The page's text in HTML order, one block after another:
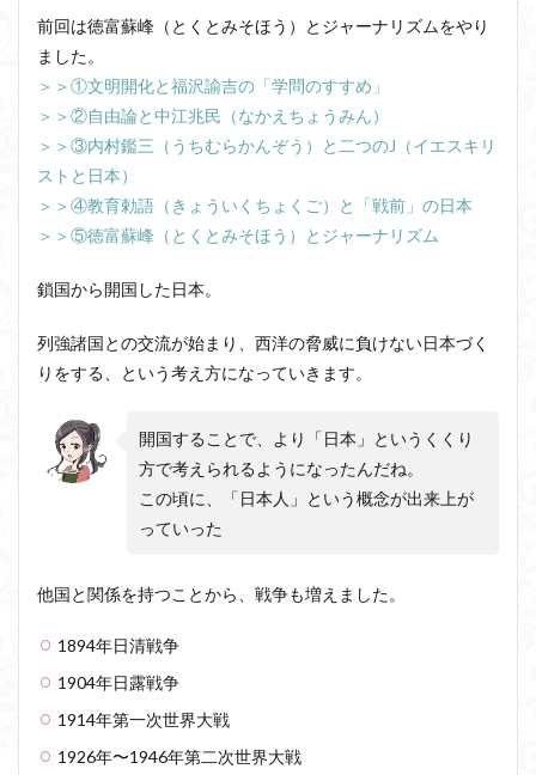
前回は徳富蘇峰（とくとみそほう）とジャーナリズムをやり
ました。
＞＞①文明開化と福沢諭吉の「学問のすすめ」
＞＞②自由論と中江兆民（なかえちょうみん）
＞＞③内村鑑三（うちむらかんぞう）と二つのJ（イエスキリ
ストと日本）
＞＞④教育勅語（きょういくちょくご）と「戦前」の日本
＞＞⑤徳富蘇峰（とくとみそほう）とジャーナリズム
鎖国から開国した日本。
列強諸国との交流が始まり、西洋の脅威に負けない日本づく
りをする、という考え方になっていきます。
開国することで、より「日本」というくくり
方で考えられるようになったんだね。
この頃に、「日本人」という概念が出来上が
っていった
他国と関係を持つことから、戦争も増えました。
1894年日清戦争
1904年日露戦争
1914年第一次世界大戦
1926年〜1946年第二次世界大戦
蛙化現象
行動と行為の違い 西洋哲学
観光
言葉と脳と心
言語プロソディ
言語論的転回
認知行動療法
認識論的切断 責任
自由意志
赤坂真理
近内悠太
道徳 野生の思考
鏡像段階
闇の脳科学
青山拓央 非合理性
頭が強い
頭の回転が速い
生得観念
生成の哲学 生成の実践
相対主義
私たちはどう生きるか
私たちはどう生きるのか
私は脳ではない
科学哲学 積極的苦痛
絶対王政 維摩経
翻訳の不確定性
老いなき世界
老化
自己本位
自殺 自然権
哲学ってどんなこと
名言
2021食テクノロジー
ディフォルト・モード・ネットワーク
ジェンダー・バイアス
ジョン・サール
ジョン・ロック